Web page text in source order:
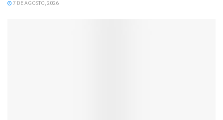
7 DE AGOSTO, 2026